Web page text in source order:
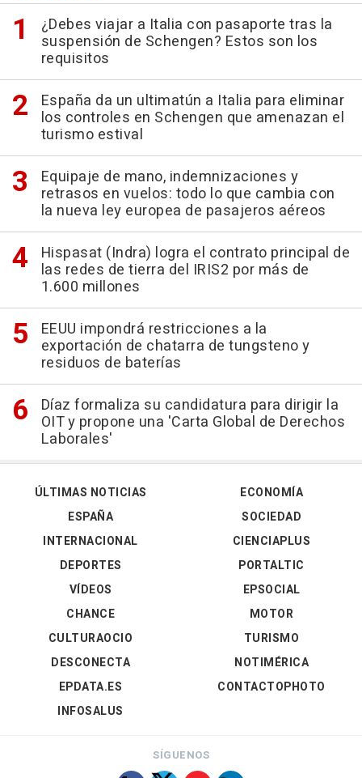
¿Debes viajar a Italia con pasaporte tras la
suspensión de Schengen? Estos son los
requisitos
España da un ultimatún a Italia para eliminar
los controles en Schengen que amenazan el
turismo estival
Equipaje de mano, indemnizaciones y
retrasos en vuelos: todo lo que cambia con
la nueva ley europea de pasajeros aéreos
Hispasat (Indra) logra el contrato principal de
las redes de tierra del IRIS2 por más de
1.600 millones
EEUU impondrá restricciones a la
exportación de chatarra de tungsteno y
residuos de baterías
Díaz formaliza su candidatura para dirigir la
OIT y propone una 'Carta Global de Derechos
Laborales'
ÚLTIMAS NOTICIAS
ESPAÑA
INTERNACIONAL
DEPORTES
VÍDEOS
ECONOMÍA
SOCIEDAD
CIENCIAPLUS
PORTALTIC
EPSOCIAL
CHANCE
CULTURAOCIO
DESCONECTA
EPDATA.ES
INFOSALUS
MOTOR
TURISMO
NOTIMÉRICA
CONTACTOPHOTO
SÍGUENOS